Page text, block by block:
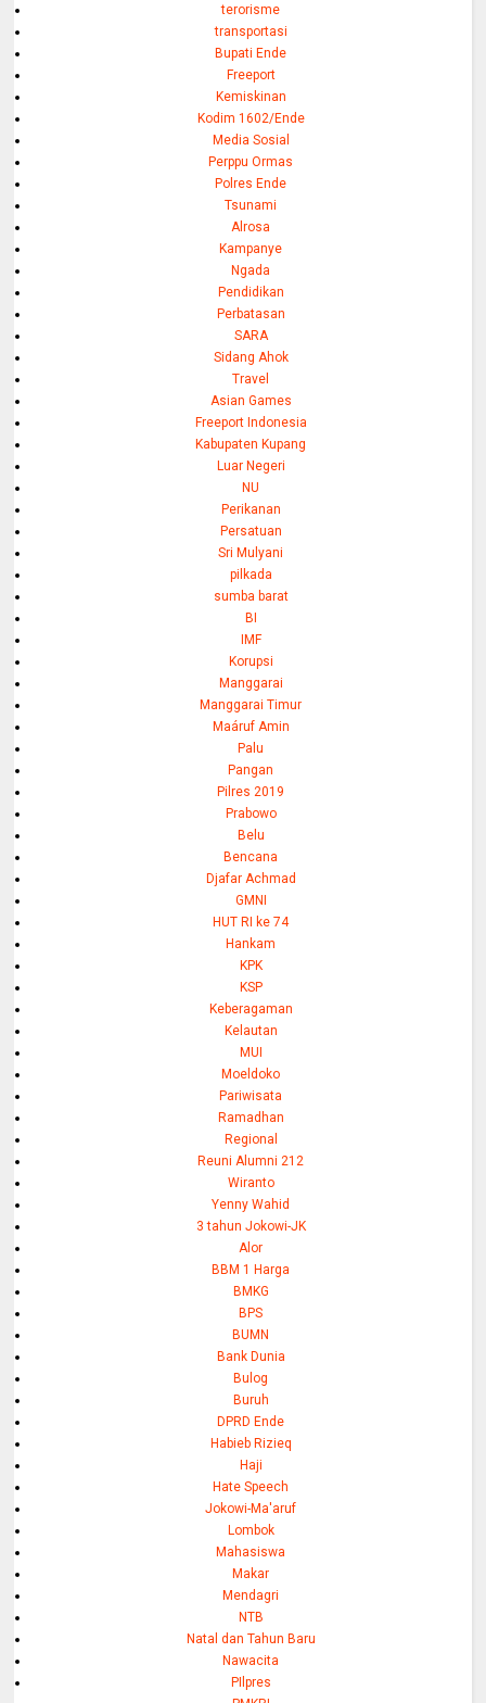
terorisme
transportasi
Bupati Ende
Freeport
Kemiskinan
Kodim 1602/Ende
Media Sosial
Perppu Ormas
Polres Ende
Tsunami
Alrosa
Kampanye
Ngada
Pendidikan
Perbatasan
SARA
Sidang Ahok
Travel
Asian Games
Freeport Indonesia
Kabupaten Kupang
Luar Negeri
NU
Perikanan
Persatuan
Sri Mulyani
pilkada
sumba barat
BI
IMF
Korupsi
Manggarai
Manggarai Timur
Maáruf Amin
Palu
Pangan
Pilres 2019
Prabowo
Belu
Bencana
Djafar Achmad
GMNI
HUT RI ke 74
Hankam
KPK
KSP
Keberagaman
Kelautan
MUI
Moeldoko
Pariwisata
Ramadhan
Regional
Reuni Alumni 212
Wiranto
Yenny Wahid
3 tahun Jokowi-JK
Alor
BBM 1 Harga
BMKG
BPS
BUMN
Bank Dunia
Bulog
Buruh
DPRD Ende
Habieb Rizieq
Haji
Hate Speech
Jokowi-Ma'aruf
Lombok
Mahasiswa
Makar
Mendagri
NTB
Natal dan Tahun Baru
Nawacita
PIlpres